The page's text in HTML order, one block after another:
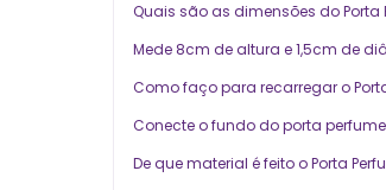
Quais são as dimensões do Porta
Mede 8cm de altura e 1,5cm de
Como faço para recarregar o
Conecte o fundo do porta
De que material é feito o Porta